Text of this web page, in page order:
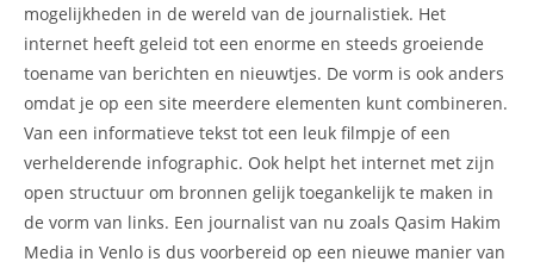
mogelijkheden in de wereld van de journalistiek. Het
internet heeft geleid tot een enorme en steeds groeiende
toename van berichten en nieuwtjes. De vorm is ook anders
omdat je op een site meerdere elementen kunt combineren.
Van een informatieve tekst tot een leuk filmpje of een
verhelderende infographic. Ook helpt het internet met zijn
open structuur om bronnen gelijk toegankelijk te maken in
de vorm van links. Een journalist van nu zoals Qasim Hakim
Media in Venlo is dus voorbereid op een nieuwe manier van